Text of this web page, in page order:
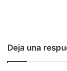
Deja una